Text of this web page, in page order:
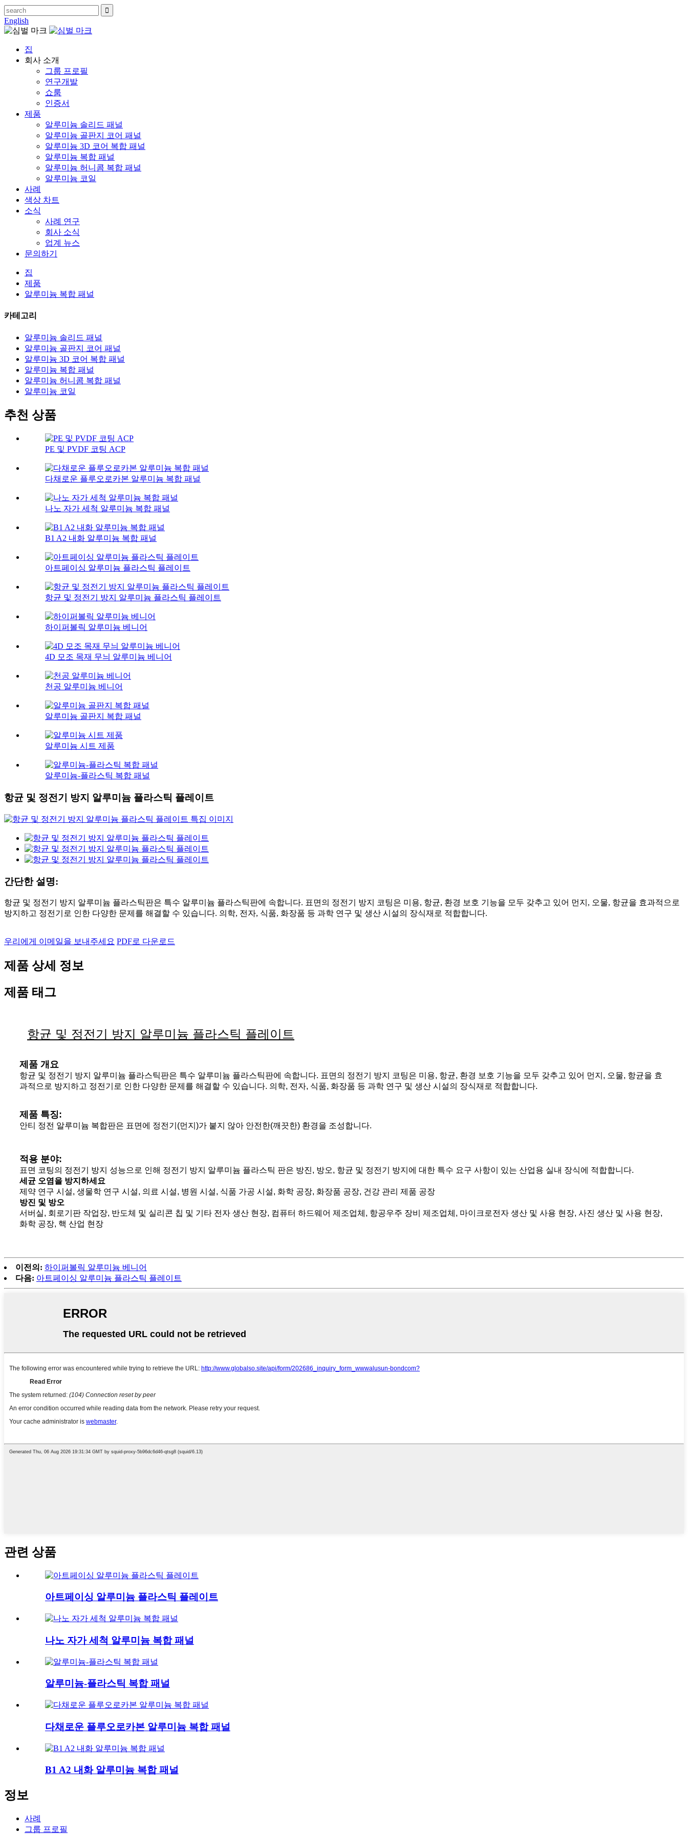
English
집
회사 소개
그룹 프로필
연구개발
쇼룸
인증서
제품
알루미늄 솔리드 패널
알루미늄 골판지 코어 패널
알루미늄 3D 코어 복합 패널
알루미늄 복합 패널
알루미늄 허니콤 복합 패널
알루미늄 코일
사례
색상 차트
소식
사례 연구
회사 소식
업계 뉴스
문의하기
집
제품
알루미늄 복합 패널
카테고리
알루미늄 솔리드 패널
알루미늄 골판지 코어 패널
알루미늄 3D 코어 복합 패널
알루미늄 복합 패널
알루미늄 허니콤 복합 패널
알루미늄 코일
추천 상품
PE 및 PVDF 코팅 ACP
다채로운 플루오로카본 알루미늄 복합 패널
나노 자가 세척 알루미늄 복합 패널
B1 A2 내화 알루미늄 복합 패널
아트페이싱 알루미늄 플라스틱 플레이트
항균 및 정전기 방지 알루미늄 플라스틱 플레이트
하이퍼볼릭 알루미늄 베니어
4D 모조 목재 무늬 알루미늄 베니어
천공 알루미늄 베니어
알루미늄 골판지 복합 패널
알루미늄 시트 제품
알루미늄-플라스틱 복합 패널
항균 및 정전기 방지 알루미늄 플라스틱 플레이트
간단한 설명:
항균 및 정전기 방지 알루미늄 플라스틱판은 특수 알루미늄 플라스틱판에 속합니다. 표면의 정전기 방지 코팅은 미용, 항균, 환경 보호 기능을 모두 갖추고 있어 먼지, 오물, 항균을 효과적으로
방지하고 정전기로 인한 다양한 문제를 해결할 수 있습니다. 의학, 전자, 식품, 화장품 등 과학 연구 및 생산 시설의 장식재로 적합합니다.
우리에게 이메일을 보내주세요 PDF로 다운로드
제품 상세 정보
제품 태그
항균 및 정전기 방지 알루미늄 플라스틱 플레이트
제품 개요
항균 및 정전기 방지 알루미늄 플라스틱판은 특수 알루미늄 플라스틱판에 속합니다. 표면의 정전기 방지 코팅은 미용, 항균, 환경 보호 기능을 모두 갖추고 있어 먼지, 오물, 항균을 효
과적으로 방지하고 정전기로 인한 다양한 문제를 해결할 수 있습니다. 의학, 전자, 식품, 화장품 등 과학 연구 및 생산 시설의 장식재로 적합합니다.
제품 특징:
안티 정전 알루미늄 복합판은 표면에 정전기(먼지)가 붙지 않아 안전한(깨끗한) 환경을 조성합니다.
적용 분야:
표면 코팅의 정전기 방지 성능으로 인해 정전기 방지 알루미늄 플라스틱 판은 방진, 방오, 항균 및 정전기 방지에 대한 특수 요구 사항이 있는 산업용 실내 장식에 적합합니다.
세균 오염을 방지하세요
제약 연구 시설, 생물학 연구 시설, 의료 시설, 병원 시설, 식품 가공 시설, 화학 공장, 화장품 공장, 건강 관리 제품 공장
방진 및 방오
서버실, 회로기판 작업장, 반도체 및 실리콘 칩 및 기타 전자 생산 현장, 컴퓨터 하드웨어 제조업체, 항공우주 장비 제조업체, 마이크로전자 생산 및 사용 현장, 사진 생산 및 사용 현장,
화학 공장, 핵 산업 현장
이전의: 하이퍼볼릭 알루미늄 베니어
다음: 아트페이싱 알루미늄 플라스틱 플레이트
관련 상품
아트페이싱 알루미늄 플라스틱 플레이트
나노 자가 세척 알루미늄 복합 패널
알루미늄-플라스틱 복합 패널
다채로운 플루오로카본 알루미늄 복합 패널
B1 A2 내화 알루미늄 복합 패널
정보
사례
그룹 프로필